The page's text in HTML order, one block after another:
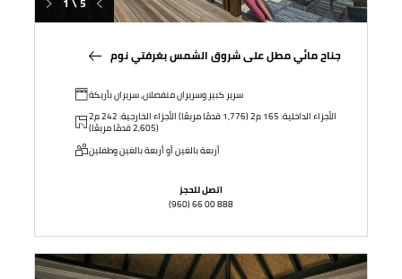
جناح مائي مطل على شروق الشمس بغرفتي نوم
سرير كبير وسريران منفصلان, سريران بأريكة
الأجزاء الداخلية: 165 م2 (1,776 قدمًا مربعًا) الأجزاء الخارجية: 242 م2
(2,605 قدمًا مربعًا)
أربعة بالغين أو أربعة بالغين وطفلين
اتصل للحجز
(960) 66 00 888